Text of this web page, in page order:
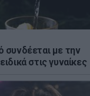
συνδέεται με την
στις γυναίκες